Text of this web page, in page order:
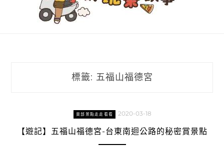
標籤: 五福山福德宮
東部景點走走看看 2020-03-18
【遊記】五福山福德宮-台東南迴公路的秘密賞景點